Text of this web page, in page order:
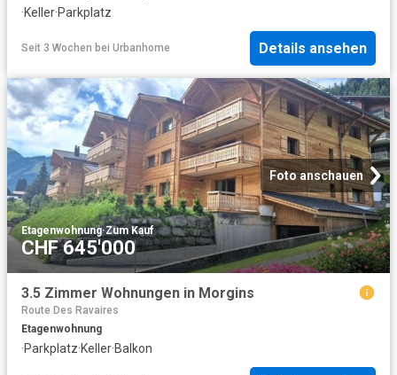
·Keller·Parkplatz
Seit 3 Wochen bei Urbanhome Details ansehen
Foto anschauen
Etagenwohnung·Zum Kauf
CHF 645'000
3.5 Zimmer Wohnungen in Morgins
Route Des Ravaires
Etagenwohnung
·Parkplatz·Keller·Balkon